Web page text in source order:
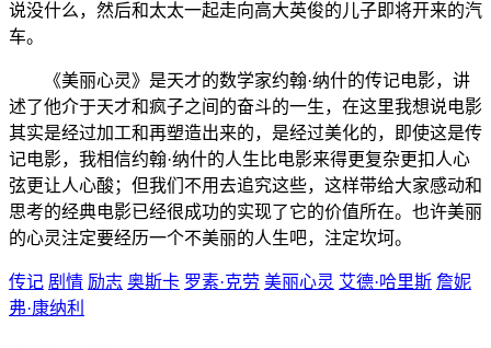
说没什么，然后和太太一起走向高大英俊的儿子即将开来的汽
车。
《美丽心灵》是天才的数学家约翰·纳什的传记电影，讲
述了他介于天才和疯子之间的奋斗的一生，在这里我想说电影
其实是经过加工和再塑造出来的，是经过美化的，即使这是传
记电影，我相信约翰·纳什的人生比电影来得更复杂更扣人心
弦更让人心酸；但我们不用去追究这些，这样带给大家感动和
思考的经典电影已经很成功的实现了它的价值所在。也许美丽
的心灵注定要经历一个不美丽的人生吧，注定坎坷。
传记 剧情 励志 奥斯卡 罗素·克劳 美丽心灵 艾德·哈里斯 詹妮
弗·康纳利